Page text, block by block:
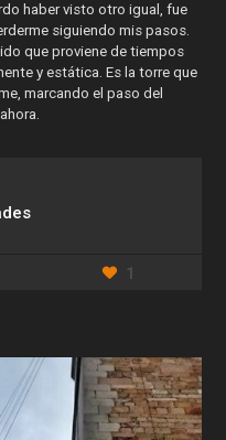
haber visto otro igual, fue
siguiendo mis pasos.
que proviene de tiempos
y estática. Es la torre que
marcando el paso del
1